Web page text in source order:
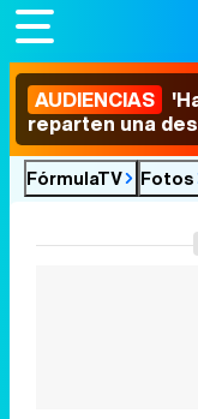
AUDIENCIAS
reparten una
FórmulaTV Fotos